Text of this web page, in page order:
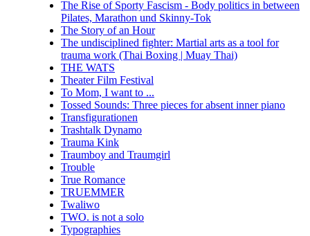
The Rise of Sporty Fascism - Body politics in between
Pilates, Marathon und Skinny-Tok
The Story of an Hour
The undisciplined fighter: Martial arts as a tool for
trauma work (Thai Boxing | Muay Thai)
THE WATS
Theater Film Festival
To Mom, I want to ...
Tossed Sounds: Three pieces for absent inner piano
Transfigurationen
Trashtalk Dynamo
Trauma Kink
Traumboy and Traumgirl
Trouble
True Romance
TRUEMMER
Twaliwo
TWO. is not a solo
Typographies